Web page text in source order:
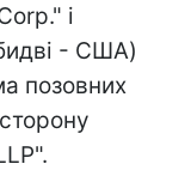
і
- США)
позовних